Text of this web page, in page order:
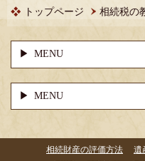
トップページ 相続税の
MENU
MENU
相続財産の評価方法 遺